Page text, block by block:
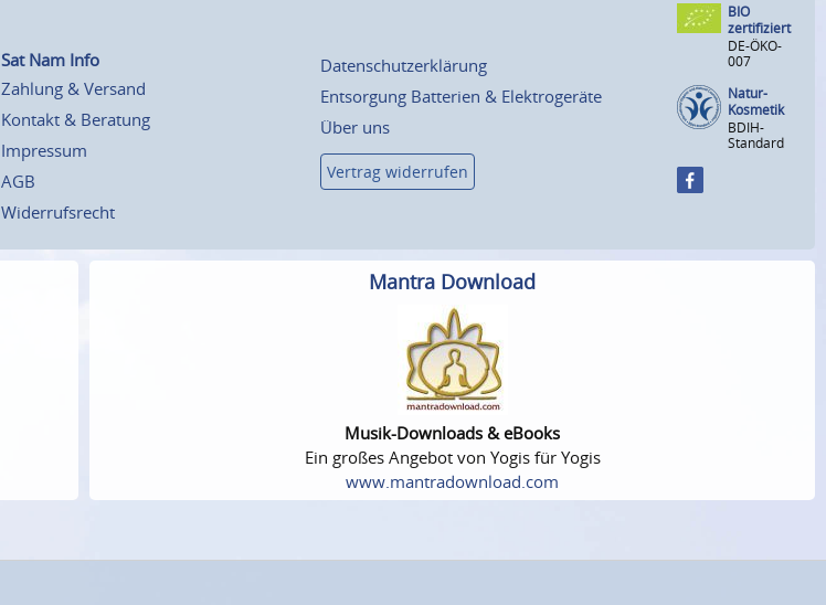
Sat Nam Info
Zahlung & Versand
Kontakt & Beratung
Impressum
AGB
Widerrufsrecht
Datenschutzerklärung
Entsorgung Batterien & Elektrogeräte
Über uns
Vertrag widerrufen
BIO
zertifiziert
DE-ÖKO-
007
Natur-
Kosmetik
BDIH-
Standard
Mantra Download
Musik-Downloads & eBooks
Ein großes Angebot von Yogis für Yogis
www.mantradownload.com